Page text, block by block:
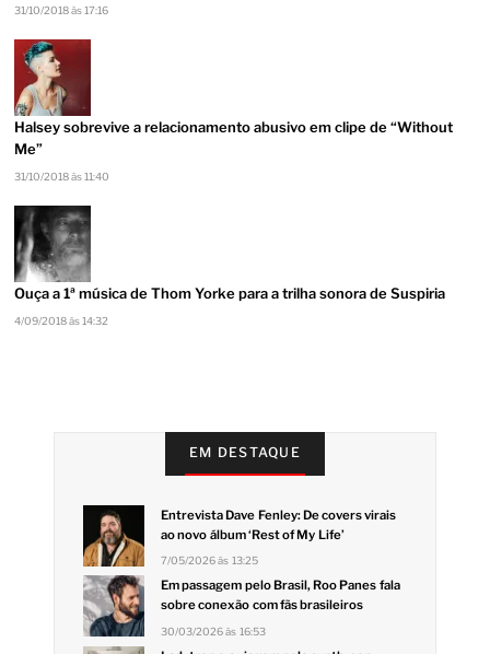
31/10/2018 às 17:16
Halsey sobrevive a relacionamento abusivo em clipe de “Without
Me”
31/10/2018 às 11:40
Ouça a 1ª música de Thom Yorke para a trilha sonora de Suspiria
4/09/2018 às 14:32
EM DESTAQUE
Entrevista Dave Fenley: De covers virais
ao novo álbum ‘Rest of My Life’
7/05/2026 às 13:25
Em passagem pelo Brasil, Roo Panes fala
sobre conexão com fãs brasileiros
30/03/2026 às 16:53